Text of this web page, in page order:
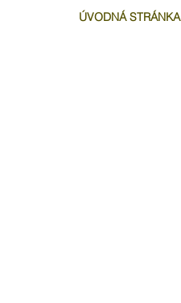
ÚVODNÁ STRÁNKA